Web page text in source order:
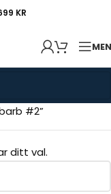
KR
#2”
ditt val.